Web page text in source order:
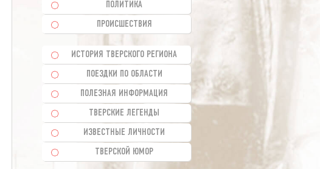
ПОЛИТИКА
ПРОИСШЕСТВИЯ
ИСТОРИЯ ТВЕРСКОГО РЕГИОНА
ПОЕЗДКИ ПО ОБЛАСТИ
ПОЛЕЗНАЯ ИНФОРМАЦИЯ
ТВЕРСКИЕ ЛЕГЕНДЫ
ИЗВЕСТНЫЕ ЛИЧНОСТИ
ТВЕРСКОЙ ЮМОР